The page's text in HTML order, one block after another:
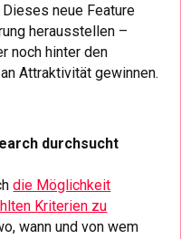
neue Feature
herausstellen –
noch hinter den
Attraktivität gewinnen.
durchsucht
die Möglichkeit
Kriterien zu
wann und von wem